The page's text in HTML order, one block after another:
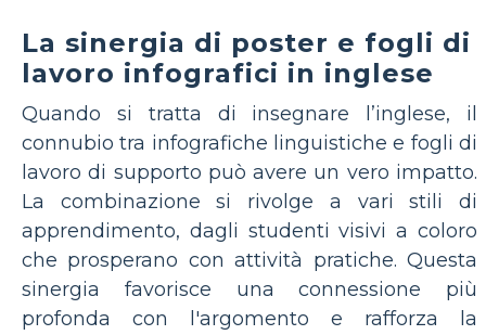
La sinergia di poster e fogli di
lavoro infografici in inglese
Quando si tratta di insegnare l’inglese, il
connubio tra infografiche linguistiche e fogli di
lavoro di supporto può avere un vero impatto.
La combinazione si rivolge a vari stili di
apprendimento, dagli studenti visivi a coloro
che prosperano con attività pratiche. Questa
sinergia favorisce una connessione più
profonda con l'argomento e rafforza la